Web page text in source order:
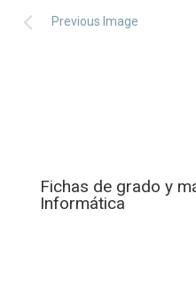
Previous Image
Fichas de grado y
Informática